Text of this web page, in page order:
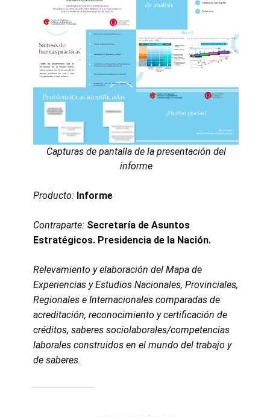
Capturas de pantalla de la presentación del
informe
Producto: Informe
Contraparte: Secretaría de Asuntos
Estratégicos. Presidencia de la Nación.
Relevamiento y elaboración del Mapa de
Experiencias y Estudios Nacionales, Provinciales,
Regionales e Internacionales comparadas de
acreditación, reconocimiento y certificación de
créditos, saberes sociolaborales/competencias
laborales construidos en el mundo del trabajo y
de saberes.